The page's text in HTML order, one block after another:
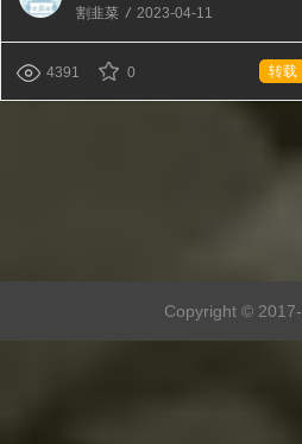
割韭菜 / 2023-04-11
4391 0 转载
Copyright © 2017-